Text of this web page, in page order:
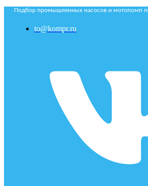
Подбор промышленных насосов и мотопомп
to@kompr.ru